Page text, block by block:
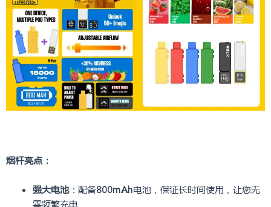
烟杆亮点：
强大电池：配备800mAh电池，保证长时间使用，让您无
需频繁充电